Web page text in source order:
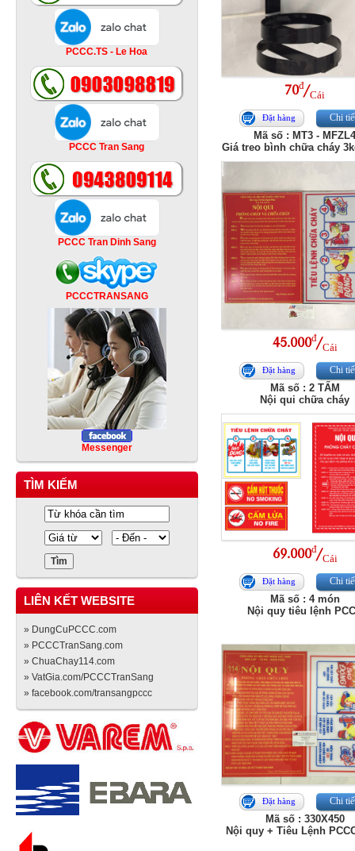
PCCC.TS - Le Hoa
PCCC Tran Sang
PCCC Tran Dinh Sang
PCCCTRANSANG
Messenger
TÌM KIẾM
LIÊN KẾT WEBSITE
» DungCuPCCC.com
» PCCCTranSang.com
» ChuaChay114.com
» VatGia.com/PCCCTranSang
» facebook.com/transangpccc
70đ/Cái
Đặt hàng Chi
Mã số : MT3 -
Giá treo bình chữa cháy
45.000đ/Cái
Đặt hàng Chi
Mã số : 2 TẤM
Nội qui chữa cháy
69.000đ/Cái
Đặt hàng Chi
Mã số : 4 món
Nội quy tiêu lệnh
Đặt hàng Chi
Mã số : 330X450
Nội quy + Tiêu Lệnh